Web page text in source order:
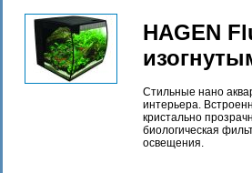
HAGEN
Стильные нано
интерьера.
кристально
биологическая
освещения.